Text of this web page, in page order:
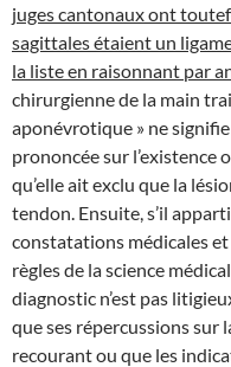
juges cantonaux ont
sagittales étaient un
la liste en raisonnant par
chirurgienne de la main
aponévrotique » ne
prononcée sur l’existence
qu’elle ait exclu que la
tendon. Ensuite, s’il
constatations médicales
règles de la science
diagnostic n’est pas
que ses répercussions sur
recourant ou que les